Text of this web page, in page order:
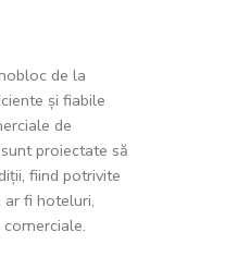
de la
și fiabile
de
proiectate să
fiind potrivite
ar fi hoteluri,